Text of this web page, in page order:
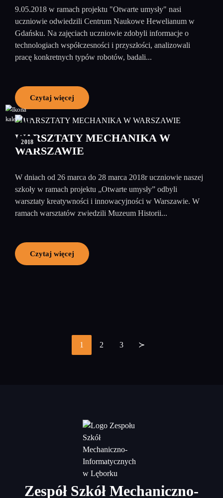
9.05.2018 w ramach projektu "Otwarte umysły" nasi
uczniowie odwiedzili Centrum Naukowe Hewelianum w
Gdańsku. Na zajęciach uczniowie zdobyli informacje o
technologiach współczesności i przyszłości, analizowali
pracę konkretnych typów robotów, badali...
Czytaj więcej
06
2018
WARSZTATY MECHANIKA W
WARSZAWIE
W dniach od 26 marca do 28 marca 2018r uczniowie naszej
szkoły w ramach projektu „Otwarte umysły” odbyli
warsztaty kreatywności i innowacyjności w Warszawie. W
ramach warsztatów zwiedzili Muzeum Historii...
Czytaj więcej
Stronicowanie
1 2 3 ≻
Zespół Szkół Mechaniczno-